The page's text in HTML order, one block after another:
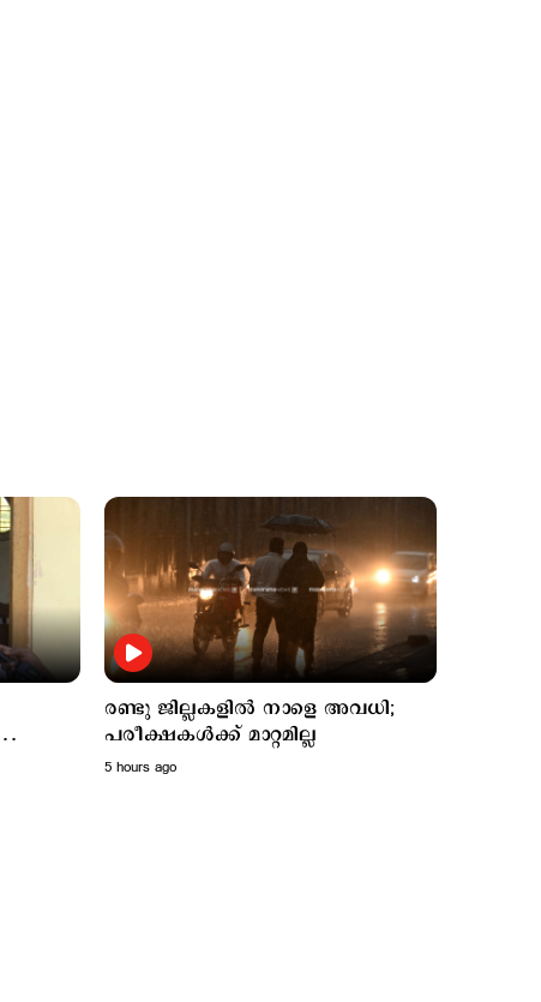
രണ്ടു ജില്ലകളില്‍ നാളെ
അവധി; പരീക്ഷകൾക്ക്
5 hours ago
രണ്ടു ജില്ലകളില്‍ നാളെ അവധി;
പരീക്ഷകൾക്ക് മാറ്റമില്ല
5 hours ago